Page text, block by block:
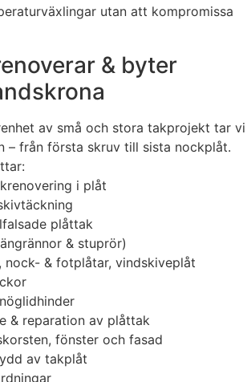
utan att kompromissa
& byter
av små och stora takprojekt tar vi
– från första skruv till sista nockplåt.
i plåt
plåttak
& stuprör)
nock- & fotplåtar, vindskiveplåt
& reparation av plåttak
fönster och fasad
av takplåt